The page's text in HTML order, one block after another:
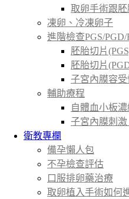
取卵手術跟
凍卵、冷凍卵子
進階檢查PGS/PGD/
胚胎切片
胚胎切片
子宮內膜容受
輔助療程
自體血小板濃
子宮內膜刺激
衛教專欄
備孕懶人包
不孕檢查評估
口服排卵藥治療
取卵植入手術如何